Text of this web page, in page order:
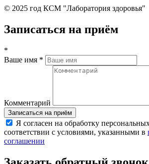
© 2025 год КСМ "Лаборатория здоровья"
Записаться на приём
*
Ваше имя *
Комментарий
Я согласен на обработку
соответствии с условиями, указанными в
соглашении